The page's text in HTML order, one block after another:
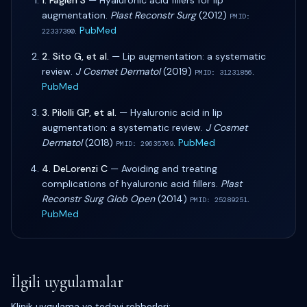
augmentation. Plast Reconstr Surg(2012) PMID:
22337390. PubMed
2. Sito G, et al. — Lip augmentation: a systematic
review. J Cosmet Dermatol(2019) PMID: 31231856.
PubMed
3. Pilolli GP, et al. — Hyaluronic acid in lip
augmentation: a systematic review. J Cosmet
Dermatol(2018) PMID: 29635769. PubMed
4. DeLorenzi C — Avoiding and treating
complications of hyaluronic acid fillers. Plast
Reconstr Surg Glob Open(2014) PMID: 25289251.
PubMed
İlgili uygulamalar